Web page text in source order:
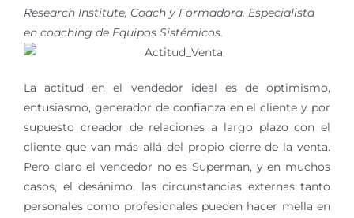
Research Institute, Coach y Formadora. Especialista
en coaching de Equipos Sistémicos.
La actitud en el vendedor ideal es de optimismo,
entusiasmo, generador de confianza en el cliente y por
supuesto creador de relaciones a largo plazo con el
cliente que van más allá del propio cierre de la venta.
Pero claro el vendedor no es Superman, y en muchos
casos, el desánimo, las circunstancias externas tanto
personales como profesionales pueden hacer mella en